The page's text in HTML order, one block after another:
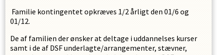
Familie kontingentet opkræves 1/2 årligt den 01/6 og
01/12.
De af familien der ønsker at deltage i uddannelses kurser
samt i de af DSF underlagte/arrangementer, stævner,